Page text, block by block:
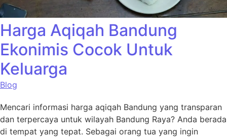
Harga Aqiqah Bandung
Ekonimis Cocok Untuk
Keluarga
Blog
Mencari informasi harga aqiqah Bandung yang transparan
dan terpercaya untuk wilayah Bandung Raya? Anda berada
di tempat yang tepat. Sebagai orang tua yang ingin